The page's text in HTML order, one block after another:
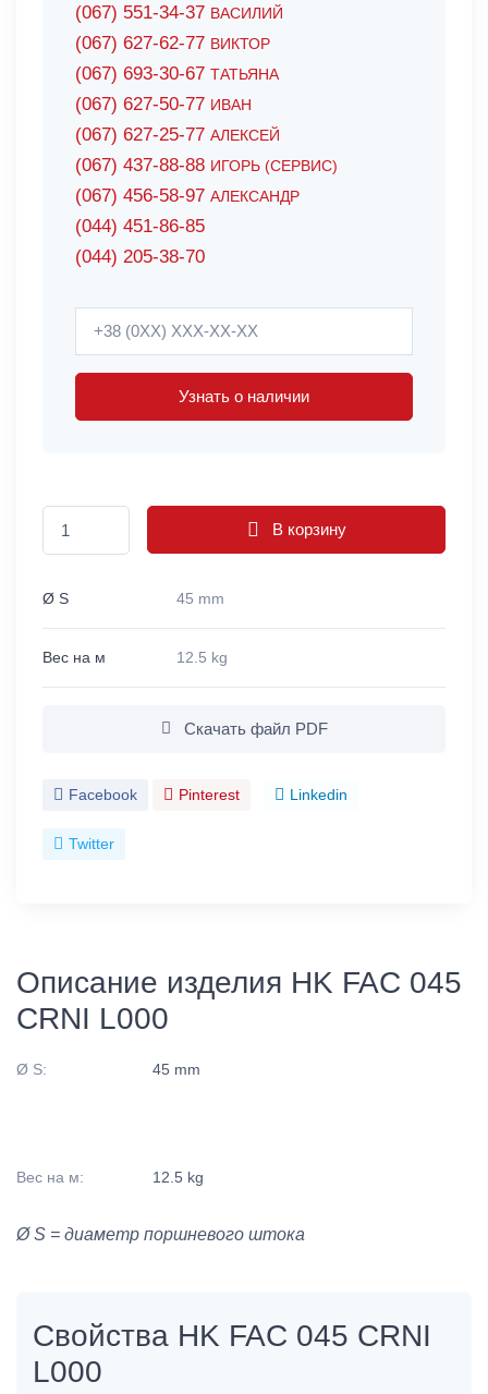
(067) 551-34-37 ВАСИЛИЙ
(067) 627-62-77 ВИКТОР
(067) 693-30-67 ТАТЬЯНА
(067) 627-50-77 ИВАН
(067) 627-25-77 АЛЕКСЕЙ
(067) 437-88-88 ИГОРЬ (СЕРВИС)
(067) 456-58-97 АЛЕКСАНДР
(044) 451-86-85
(044) 205-38-70
Узнать о наличии
В корзину
Ø S 45 mm
Вес на м 12.5 kg
Скачать файл PDF
Facebook Pinterest Linkedin
Twitter
Описание изделия HK FAC 045
CRNI L000
Ø S: 45 mm
Вес на м: 12.5 kg
Ø S = диаметр поршневого штока
Свойства HK FAC 045 CRNI
L000